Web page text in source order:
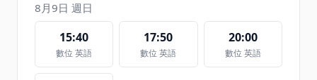
8月9日 週日
15:40
數位 英語
17:50
數位 英語
20:00
數位 英語